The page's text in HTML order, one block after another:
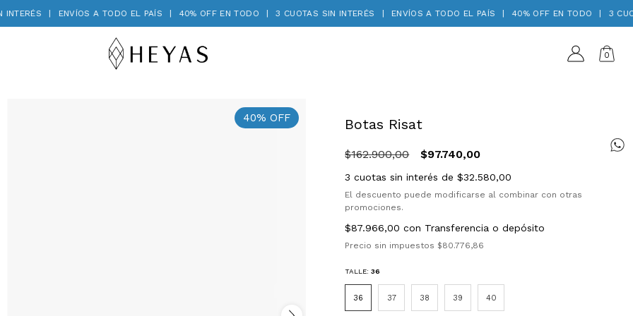
| ENVÍOS A TODO EL PAÍS | 40% OFF EN TODO | 3 CUOTAS SIN INTERÉS | ENVÍOS A TODO EL PAÍS | 40% OFF EN TODO | 3
0
40% OFF Botas Risat
$162.900,00 $97.740,00
3 cuotas sin interés de$32.580,00
El descuento puede modificarse al combinar con otras
promociones.
$87.966,00 con Transferencia o depósito
Precio sin impuestos $80.776,86
TALLE:36
36 37 38 39 40